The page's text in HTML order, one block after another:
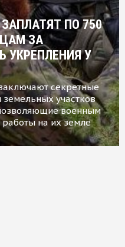
ПО 750
ЗА
УКРЕПЛЕНИЯ У
секретные
участков
военным
на их земле